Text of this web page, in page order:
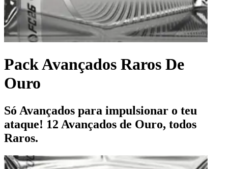
Pack Avançados Raros De
Ouro
Só Avançados para impulsionar o teu
ataque! 12 Avançados de Ouro, todos
Raros.